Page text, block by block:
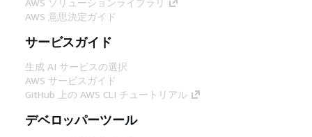
AWS 意思決定ガイド
サービスガイド
生成 AI サービスの選択
AWS サービスガイド
GitHub 上の AWS CLI チュートリアル
デベロッパーツール